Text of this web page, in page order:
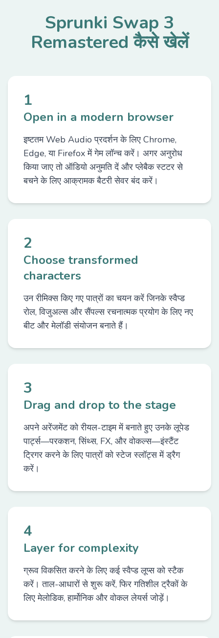
Sprunki Swap 3
Remastered कैसे खेलें
1
Open in a modern browser
इष्टतम Web Audio प्रदर्शन के लिए Chrome,
Edge, या Firefox में गेम लॉन्च करें। अगर अनुरोध
किया जाए तो ऑडियो अनुमति दें और प्लेबैक स्टटर से
बचने के लिए आक्रामक बैटरी सेवर बंद करें।
2
Choose transformed
characters
उन रीमिक्स किए गए पात्रों का चयन करें जिनके स्वैप्ड
रोल, विजुअल्स और सैंपल्स रचनात्मक प्रयोग के लिए नए
बीट और मेलॉडी संयोजन बनाते हैं।
3
Drag and drop to the stage
अपने अरेंजमेंट को रीयल-टाइम में बनाते हुए उनके लूपेड
पार्ट्स—परकशन, सिंथ्स, FX, और वोकल्स—इंस्टैंट
ट्रिगर करने के लिए पात्रों को स्टेज स्लॉट्स में ड्रैग
करें।
4
Layer for complexity
ग्रूव विकसित करने के लिए कई स्वैप्ड लूप्स को स्टैक
करें। ताल-आधारों से शुरू करें, फिर गतिशील ट्रैकों के
लिए मेलोडिक, हार्मोनिक और वोकल लेयर्स जोड़ें।